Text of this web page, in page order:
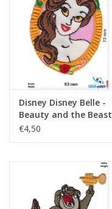
Disney Disney Belle -
Beauty and the Beast
€4,50